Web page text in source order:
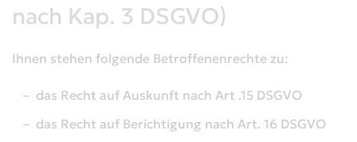
nach Kap. 3 DSGVO)
Ihnen stehen folgende Betroffenenrechte zu:
das Recht auf Auskunft nach Art .15 DSGVO
das Recht auf Berichtigung nach Art. 16 DSGVO